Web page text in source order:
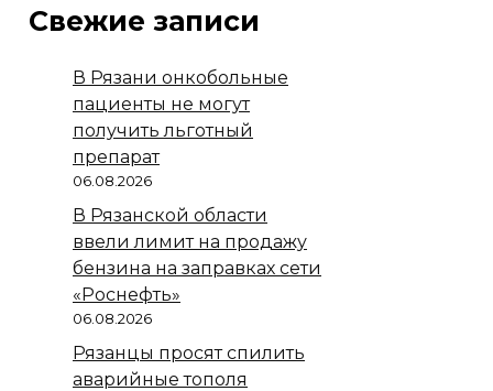
Свежие записи
В Рязани онкобольные
пациенты не могут
получить льготный
препарат
06.08.2026
В Рязанской области
ввели лимит на продажу
бензина на заправках сети
«Роснефть»
06.08.2026
Рязанцы просят спилить
аварийные тополя